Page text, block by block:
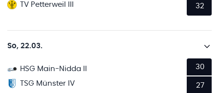
TV Petterweil III
32
So, 22.03.
HSG Main-Nidda II
TSG Münster IV
30
27